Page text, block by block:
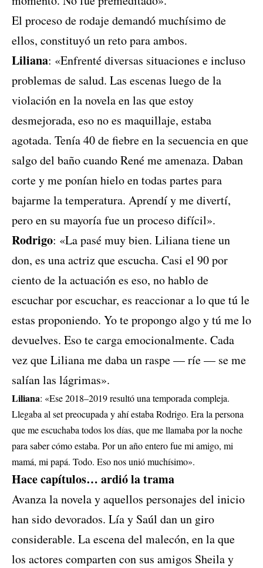
El proceso de rodaje demandó muchísimo de
ellos, constituyó un reto para ambos.
Liliana: «Enfrenté diversas situaciones e incluso
problemas de salud. Las escenas luego de la
violación en la novela en las que estoy
desmejorada, eso no es maquillaje, estaba
agotada. Tenía 40 de fiebre en la secuencia en que
salgo del baño cuando René me amenaza. Daban
corte y me ponían hielo en todas partes para
bajarme la temperatura. Aprendí y me divertí,
pero en su mayoría fue un proceso difícil».
Rodrigo: «La pasé muy bien. Liliana tiene un
don, es una actriz que escucha. Casi el 90 por
ciento de la actuación es eso, no hablo de
escuchar por escuchar, es reaccionar a lo que tú le
estas proponiendo. Yo te propongo algo y tú me lo
devuelves. Eso te carga emocionalmente. Cada
vez que Liliana me daba un raspe — ríe — se me
salían las lágrimas».
Liliana: «Ese 2018–2019 resultó una temporada compleja.
Llegaba al set preocupada y ahí estaba Rodrigo. Era la persona
que me escuchaba todos los días, que me llamaba por la noche
para saber cómo estaba. Por un año entero fue mi amigo, mi
mamá, mi papá. Todo. Eso nos unió muchísimo».
Hace capítulos… ardió la trama
Avanza la novela y aquellos personajes del inicio
han sido devorados. Lía y Saúl dan un giro
considerable. La escena del malecón, en la que
los actores comparten con sus amigos Sheila y